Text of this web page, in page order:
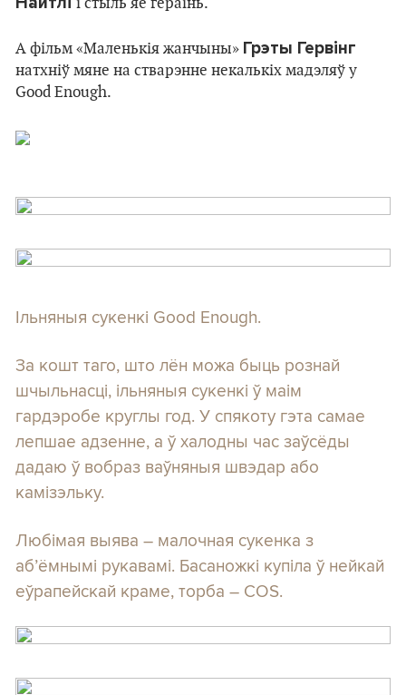
і стыль яе гераінь.
А фільм «Маленькія жанчыны» Грэты Гервінг
натхніў мяне на стварэнне некалькіх мадэляў у
Good Еnough.
Ільняныя сукенкі Good Enough.
За кошт таго, што лён можа быць рознай
шчыльнасці, ільняныя сукенкі ў маім
гардэробе круглы год. У спякоту гэта самае
лепшае адзенне, а ў халодны час заўсёды
дадаю ў вобраз ваўняныя швэдар або
камізэльку.
Любімая выява – малочная сукенка з
аб’ёмнымі рукавамі. Басаножкі купіла ў нейкай
еўрапейскай краме, торба – COS.